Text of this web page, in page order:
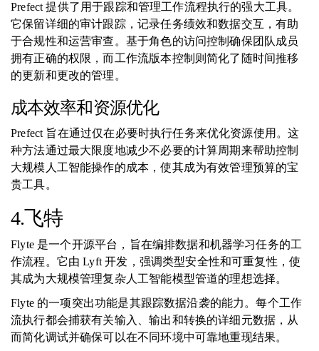
Prefect 提供了用于跟踪和管理工作流程执行的强大工具。
它保留详细的审计跟踪，记录任务绩效和数据交互，有助
于合规性和运营审查。基于角色的访问控制确保团队成员
拥有正确的权限，而工作流版本控制则简化了随时间推移
的更新和更改的管理。
成本效率和资源优化
Prefect 旨在通过仅在必要时执行任务来优化资源使用。这
种方法通过最大限度地减少不必要的计算周期来帮助控制
大规模人工智能操作的成本，使其成为有效管理预算的宝
贵工具。
4.飞特
Flyte 是一个开源平台，旨在编排数据和机器学习任务的工
作流程。它由 Lyft 开发，强调类型安全性和可重复性，使
其成为大规模管理复杂人工智能模型管道的理想选择。
Flyte 的一项突出功能是其跟踪数据沿袭的能力。每个工作
流执行都会捕获有关输入、输出和转换的详细元数据，从
而简化调试并确保可以在不同环境中可靠地重现结果。